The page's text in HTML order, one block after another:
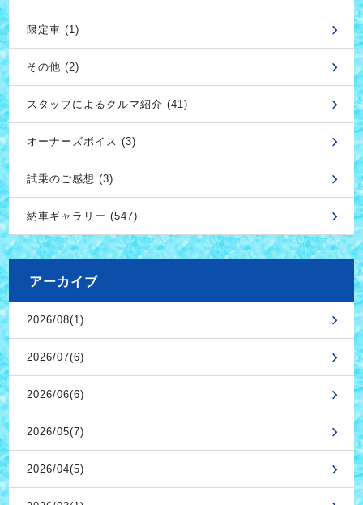
限定車 (1)
その他 (2)
スタッフによるクルマ紹介 (41)
オーナーズボイス (3)
試乗のご感想 (3)
納車ギャラリー (547)
アーカイブ
2026/08(1)
2026/07(6)
2026/06(6)
2026/05(7)
2026/04(5)